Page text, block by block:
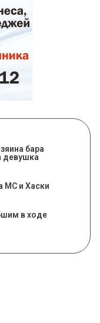
бара
девушка
МС и Хаски
в ходе